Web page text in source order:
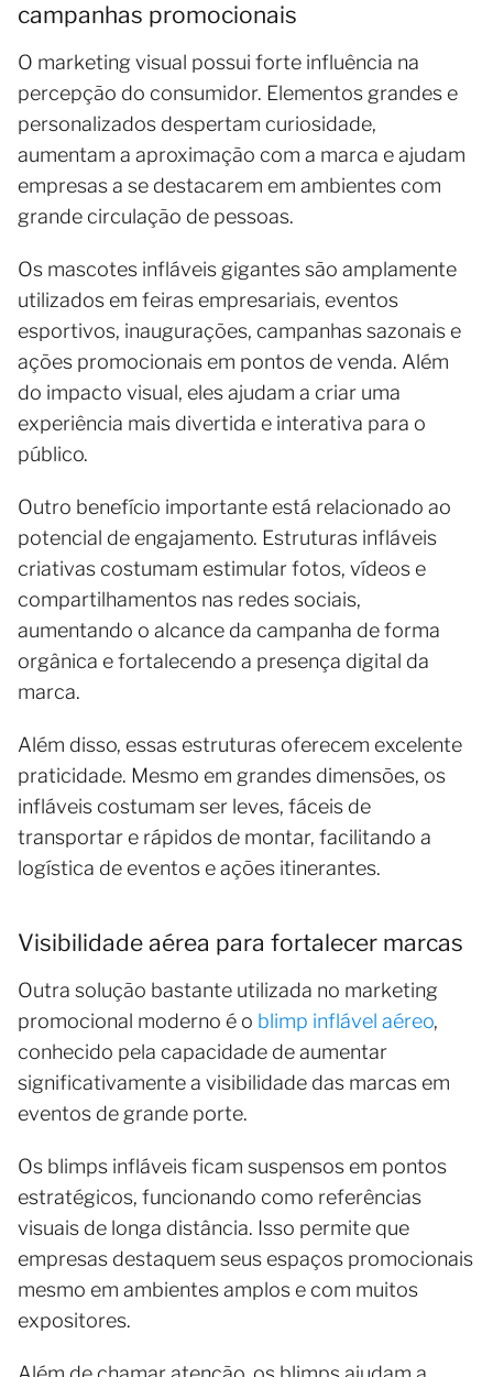
campanhas promocionais
O marketing visual possui forte influência na
percepção do consumidor. Elementos grandes e
personalizados despertam curiosidade,
aumentam a aproximação com a marca e ajudam
empresas a se destacarem em ambientes com
grande circulação de pessoas.
Os mascotes infláveis gigantes são amplamente
utilizados em feiras empresariais, eventos
esportivos, inaugurações, campanhas sazonais e
ações promocionais em pontos de venda. Além
do impacto visual, eles ajudam a criar uma
experiência mais divertida e interativa para o
público.
Outro benefício importante está relacionado ao
potencial de engajamento. Estruturas infláveis
criativas costumam estimular fotos, vídeos e
compartilhamentos nas redes sociais,
aumentando o alcance da campanha de forma
orgânica e fortalecendo a presença digital da
marca.
Além disso, essas estruturas oferecem excelente
praticidade. Mesmo em grandes dimensões, os
infláveis costumam ser leves, fáceis de
transportar e rápidos de montar, facilitando a
logística de eventos e ações itinerantes.
Visibilidade aérea para fortalecer marcas
Outra solução bastante utilizada no marketing
promocional moderno é o blimp inflável aéreo,
conhecido pela capacidade de aumentar
significativamente a visibilidade das marcas em
eventos de grande porte.
Os blimps infláveis ficam suspensos em pontos
estratégicos, funcionando como referências
visuais de longa distância. Isso permite que
empresas destaquem seus espaços promocionais
mesmo em ambientes amplos e com muitos
expositores.